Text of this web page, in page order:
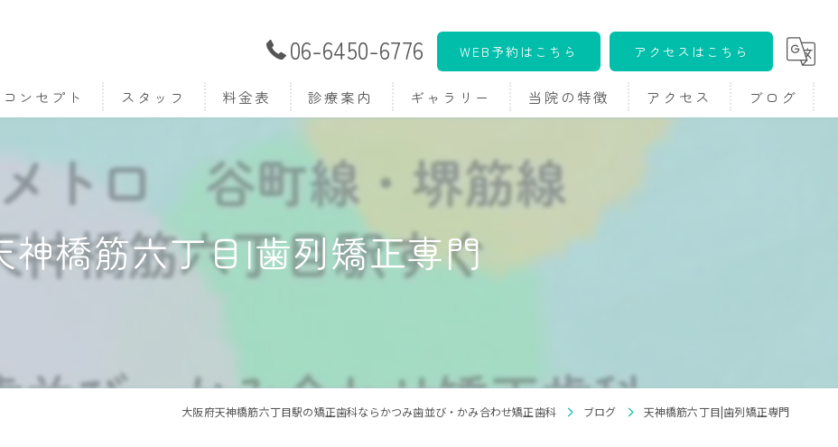
06-6450-6776 WEB予約はこちら アクセスはこちら
コンセプト スタッフ 料金表 診療案内
はじめての方へ (無料カウンセリング)
歯並びでお困りの方へ
こどもの矯正
おとなの矯正
舌側矯正
ギャラリー 当院の特徴
かみ合わせ
こども
アクセス ブログ
神橋筋六丁目|歯列矯正専門
大阪府天神橋筋六丁目駅の矯正歯科ならかつみ歯並び・かみ合わせ矯正歯科 ブログ 天神橋筋六丁目|歯列矯正専門